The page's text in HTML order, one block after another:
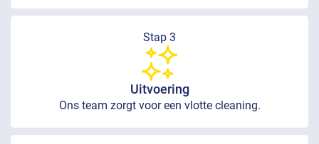
Stap 3
Uitvoering
Ons team zorgt voor een vlotte cleaning.